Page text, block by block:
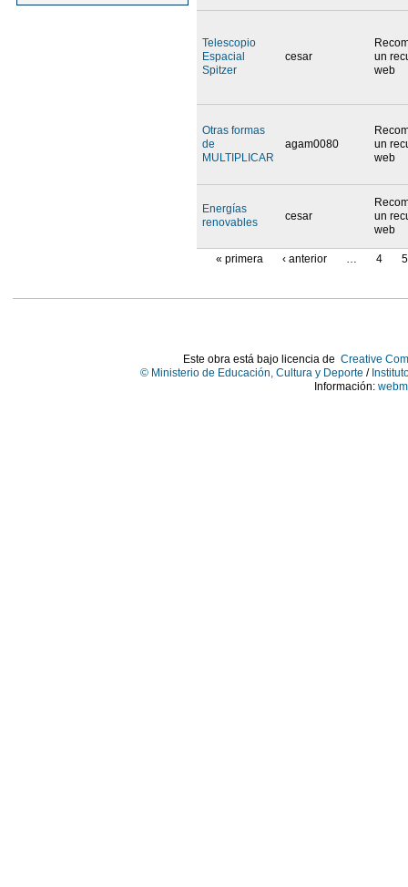
Telescopio
Espacial
Spitzer
cesar
un
web
Otras formas
de
MULTIPLICAR
agam0080
un
web
Energías
renovables
cesar
un
web
« primera ‹ anterior … 4 5
Este obra está bajo licencia de Creative
© Ministerio de Educación, Cultura y Deporte /
Información: